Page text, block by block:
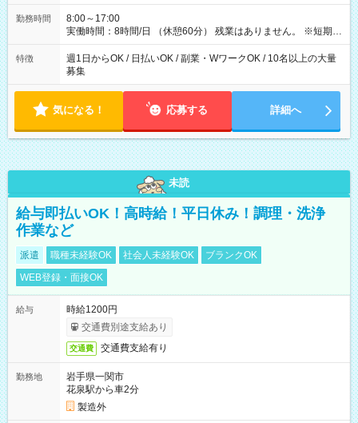
勤務時間
8:00～17:00
実働時間：8時間/日 （休憩60分） 残業はありません。 ※短期の
募集は行っておりません。予めご了承くださいませ。
特徴
週1日からOK / 日払いOK / 副業・WワークOK / 10名以上の大量
募集
気になる！ 応募する 詳細へ
未読
給与即払いOK！高時給！平日休み！調理・洗浄
作業など
派遣 職種未経験OK 社会人未経験OK
ブランクOK
WEB登録・面接OK
給与
時給1200円
交通費別途支給あり
交通費 交通費支給有り
勤務地
岩手県一関市
花泉駅から車2分
製造外